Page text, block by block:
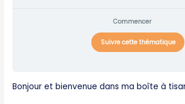
Commencer
Suivre cette thématique
Bonjour et bienvenue dans ma boîte à